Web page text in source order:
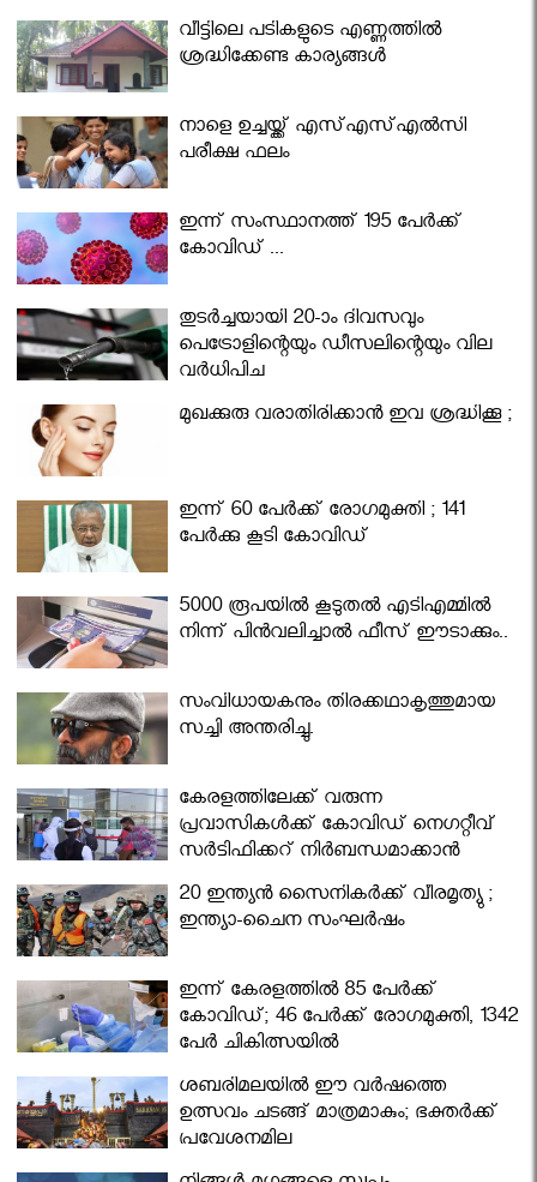
വീട്ടിലെ പടികളുടെ എണ്ണത്തിൽ
ശ്രദ്ധിക്കേണ്ട കാര്യങ്ങൾ
നാളെ ഉച്ചയ്ക്ക് എസ്എസ്എല്‍സി
പരീക്ഷ ഫലം
ഇന്ന് സംസ്ഥാനത്ത് 195 പേര്‍ക്ക്
കോവിഡ് ...
തുടർച്ചയായി 20-ാം ദിവസവും
പെട്രോളിന്റെയും ഡീസലിന്റെയും വില
വര്‍ധിപ്പിച്ചു
മുഖക്കുരു വരാതിരിക്കാന്‍ ഇവ ശ്രദ്ധിക്കൂ ;
ഇന്ന് 60 പേർക്ക് രോഗമുക്തി ; 141
പേര്‍ക്കു കൂടി കോവിഡ്
5000 രൂപയിൽ കൂടുതൽ എടിഎമ്മിൽ
നിന്ന് പിൻവലിച്ചാൽ ഫീസ് ഈടാക്കും..
സംവിധായകനും തിരക്കഥാകൃത്തുമായ
സച്ചി അന്തരിച്ചു.
കേരളത്തിലേക്ക് വരുന്ന
പ്രവാസികള്‍ക്ക് കോവിഡ് നെഗറ്റീവ്
സര്‍ട്ടിഫിക്കറ്റ് നിർബന്ധമാക്കാൻ
മന്ത്രിസഭ
20 ഇന്ത്യൻ സൈനികർക്ക് വീരമൃത്യു ;
ഇന്ത്യാ-ചൈന സംഘർഷം
ഇന്ന് കേരളത്തിൽ 85 പേർക്ക്
കോവിഡ്; 46 പേർക്ക് രോഗമുക്തി, 1342
പേർ ചികിത്സയിൽ
ശബരിമലയില്‍ ഈ വർഷത്തെ
ഉത്സവം ചടങ്ങ് മാത്രമാകും; ഭക്തർക്ക്
പ്രവേശനമില്ല